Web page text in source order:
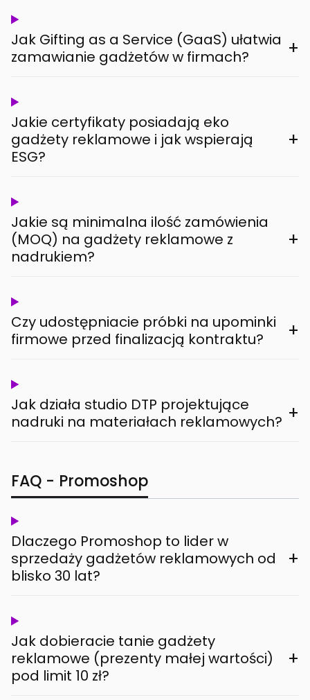
Jak Gifting as a Service (GaaS) ułatwia
zamawianie gadżetów w firmach?
+
Jakie certyfikaty posiadają eko
gadżety reklamowe i jak wspierają
ESG?
+
Jakie są minimalna ilość zamówienia
(MOQ) na gadżety reklamowe z
nadrukiem?
+
Czy udostępniacie próbki na upominki
firmowe przed finalizacją kontraktu?
+
Jak działa studio DTP projektujące
nadruki na materiałach reklamowych? +
FAQ - Promoshop
Dlaczego Promoshop to lider w
sprzedaży gadżetów reklamowych od
blisko 30 lat?
+
Jak dobieracie tanie gadżety
reklamowe (prezenty małej wartości)
pod limit 10 zł?
+